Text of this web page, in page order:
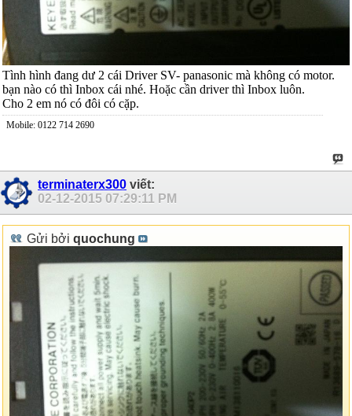
Tình hình đang dư 2 cái Driver SV- panasonic mà không có motor.
bạn nào có thì Inbox cái nhé. Hoặc cần driver thì Inbox luôn.
Cho 2 em nó có đôi có cặp.
Mobile: 0122 714 2690
terminaterx300 viết:
02-12-2015 07:29:11 PM
Gửi bởi quochung